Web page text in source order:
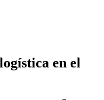
en el